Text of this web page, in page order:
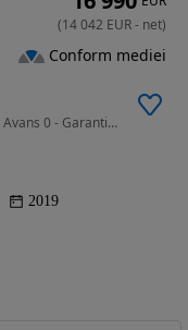
1999 cm3 • 180 CP • F Pace - Posibilitate Rate Avans 0 - Garantie 12 Luni - IMPECABILA
2019
(14 042 EUR- net)
Conform mediei